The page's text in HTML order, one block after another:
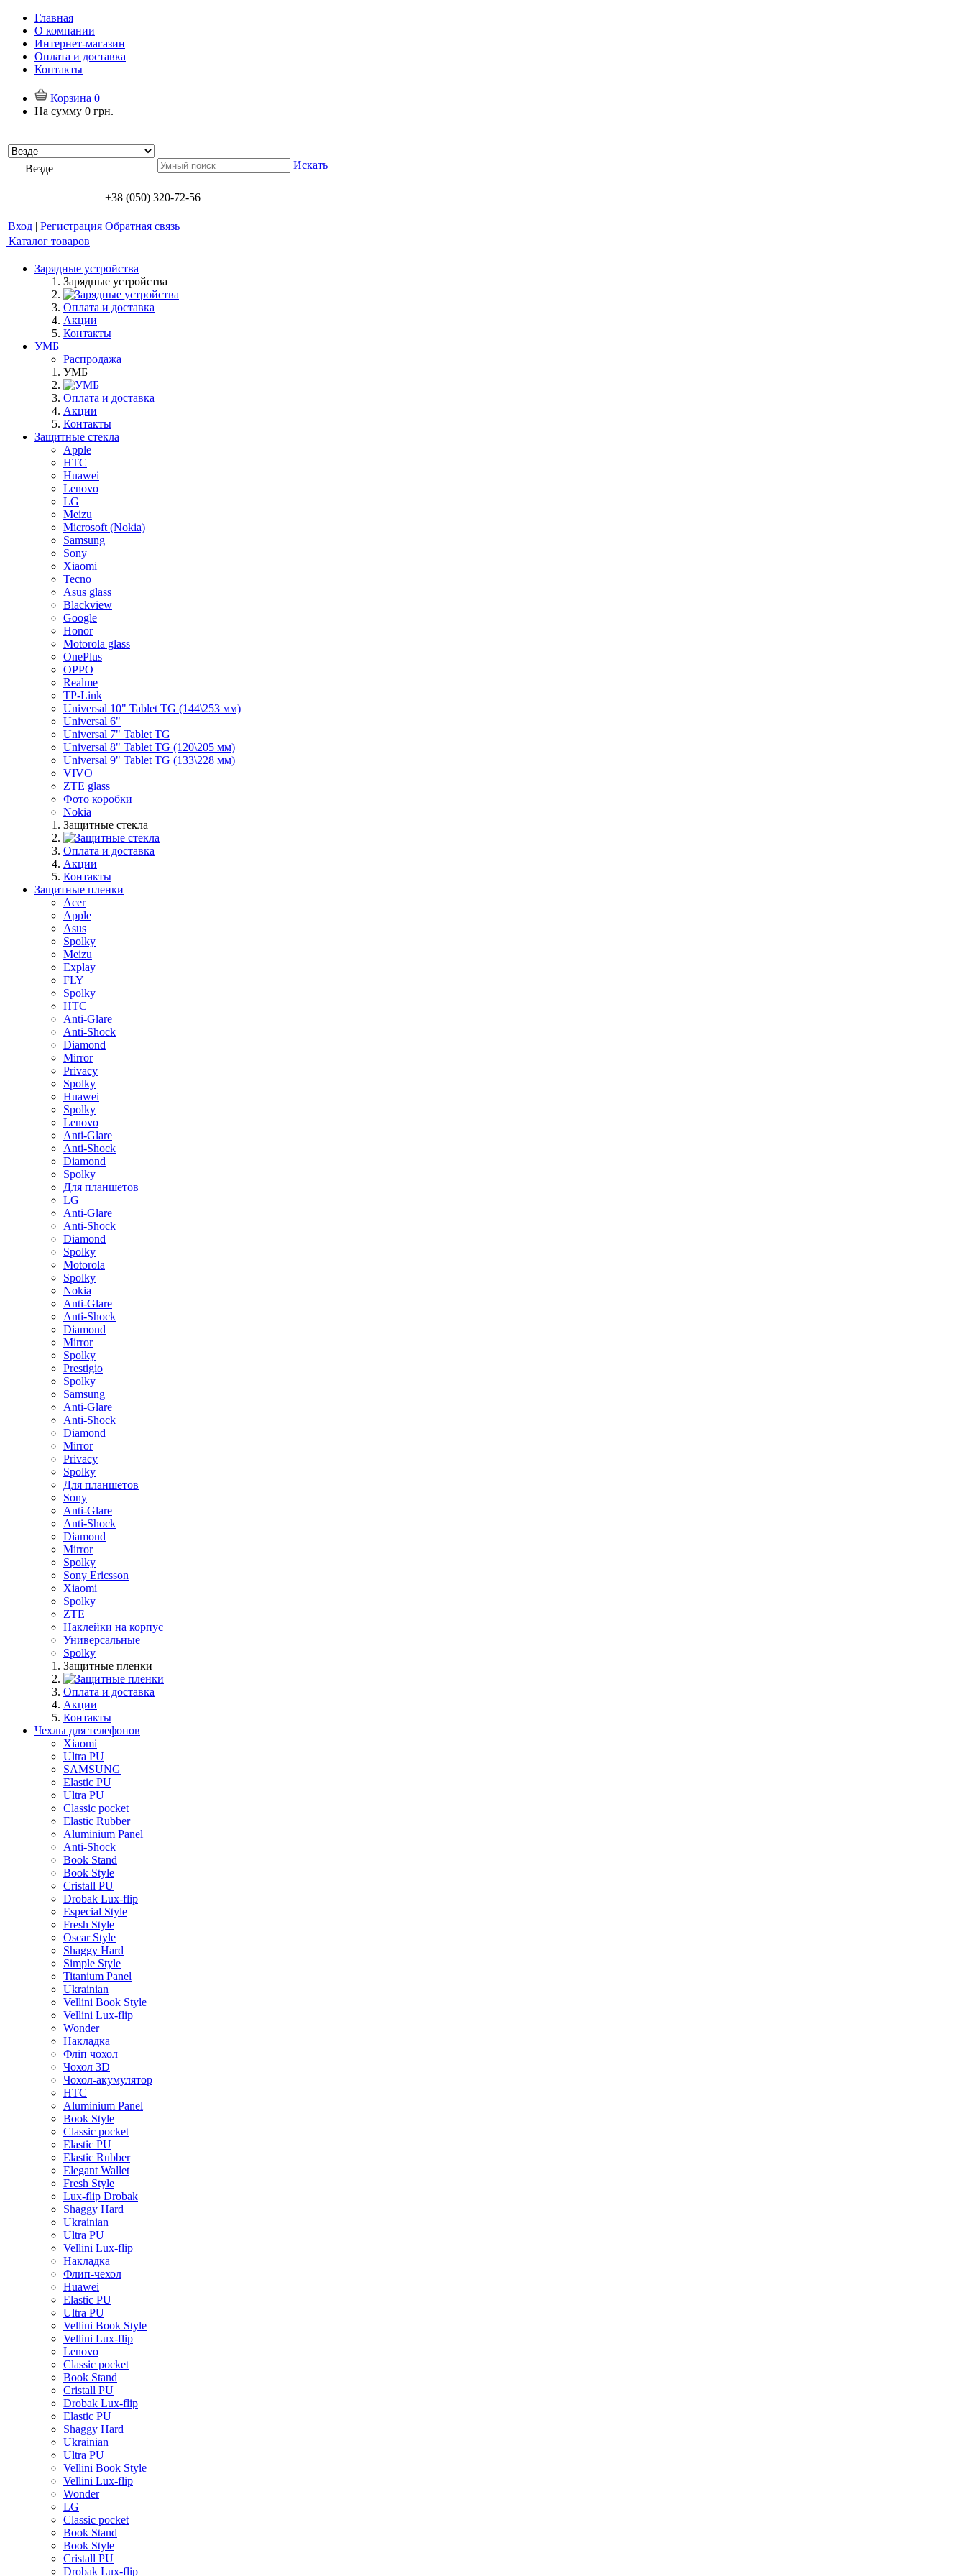
Главная
О компании
Интернет-магазин
Оплата и доставка
Контакты
Корзина 0
На сумму 0 грн.
Везде Искать
+38 (050) 320-72-56
Вход | Регистрация Обратная связь
Каталог товаров
Зарядные устройства
Зарядные устройства
Оплата и доставка
Акции
Контакты
УМБ
Распродажа
УМБ
Оплата и доставка
Акции
Контакты
Защитные стекла
Apple
HTC
Huawei
Lenovo
LG
Meizu
Microsoft (Nokia)
Samsung
Sony
Xiaomi
Tecno
Asus glass
Blackview
Google
Honor
Motorola glass
OnePlus
OPPO
Realme
TP-Link
Universal 10" Tablet TG (144\253 мм)
Universal 6"
Universal 7" Tablet TG
Universal 8" Tablet TG (120\205 мм)
Universal 9" Tablet TG (133\228 мм)
VIVO
ZTE glass
Фото коробки
Nokia
Защитные стекла
Оплата и доставка
Акции
Контакты
Защитные пленки
Acer
Apple
Asus
Spolky
Meizu
Explay
FLY
Spolky
HTC
Anti-Glare
Anti-Shock
Diamond
Mirror
Privacy
Spolky
Huawei
Spolky
Lenovo
Anti-Glare
Anti-Shock
Diamond
Spolky
Для планшетов
LG
Anti-Glare
Anti-Shock
Diamond
Spolky
Motorola
Spolky
Nokia
Anti-Glare
Anti-Shock
Diamond
Mirror
Spolky
Prestigio
Spolky
Samsung
Anti-Glare
Anti-Shock
Diamond
Mirror
Privacy
Spolky
Для планшетов
Sony
Anti-Glare
Anti-Shock
Diamond
Mirror
Spolky
Sony Ericsson
Xiaomi
Spolky
ZTE
Наклейки на корпус
Универсальные
Spolky
Защитные пленки
Оплата и доставка
Акции
Контакты
Чехлы для телефонов
Xiaomi
Ultra PU
SAMSUNG
Elastic PU
Ultra PU
Classic pocket
Elastic Rubber
Aluminium Panel
Anti-Shock
Book Stand
Book Style
Cristall PU
Drobak Lux-flip
Especial Style
Fresh Style
Oscar Style
Shaggy Hard
Simple Style
Titanium Panel
Ukrainian
Vellini Book Style
Vellini Lux-flip
Wonder
Накладка
Фліп чохол
Чохол 3D
Чохол-акумулятор
HTC
Aluminium Panel
Book Style
Classic pocket
Elastic PU
Elastic Rubber
Elegant Wallet
Fresh Style
Lux-flip Drobak
Shaggy Hard
Ukrainian
Ultra PU
Vellini Lux-flip
Накладка
Флип-чехол
Huawei
Elastic PU
Ultra PU
Vellini Book Style
Vellini Lux-flip
Lenovo
Classic pocket
Book Stand
Cristall PU
Drobak Lux-flip
Elastic PU
Shaggy Hard
Ukrainian
Ultra PU
Vellini Book Style
Vellini Lux-flip
Wonder
LG
Classic pocket
Book Stand
Book Style
Cristall PU
Drobak Lux-flip